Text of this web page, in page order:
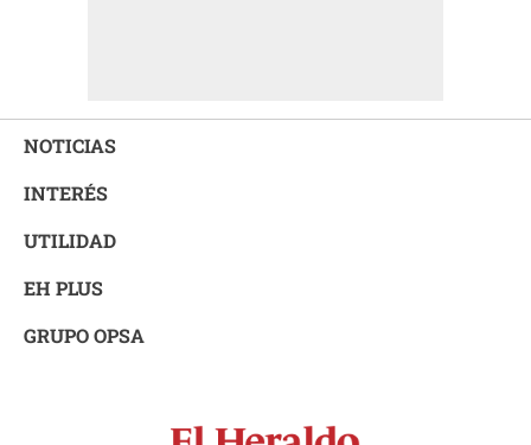
NOTICIAS
INTERÉS
UTILIDAD
EH PLUS
GRUPO OPSA